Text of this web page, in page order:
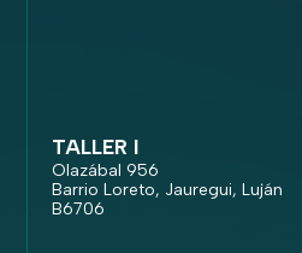
TALLER I
Olazábal 956
Barrio Loreto, Jauregui, Luján
B6706